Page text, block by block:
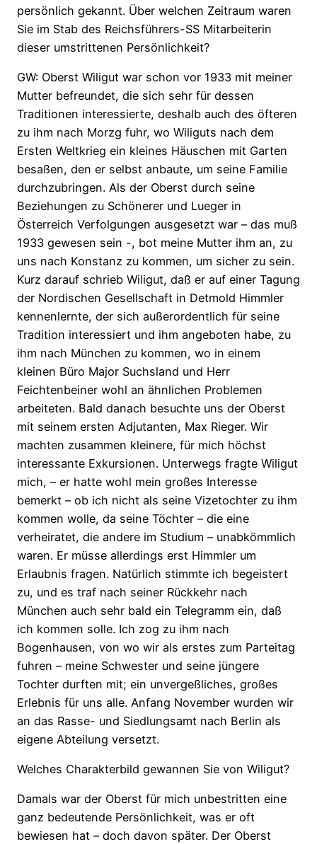
persönlich gekannt. Über welchen Zeitraum waren
Sie im Stab des Reichsführers-SS Mitarbeiterin
dieser umstrittenen Persönlichkeit?
GW: Oberst Wiligut war schon vor 1933 mit meiner
Mutter befreundet, die sich sehr für dessen
Traditionen interessierte, deshalb auch des öfteren
zu ihm nach Morzg fuhr, wo Wiliguts nach dem
Ersten Weltkrieg ein kleines Häuschen mit Garten
besaßen, den er selbst anbaute, um seine Familie
durchzubringen. Als der Oberst durch seine
Beziehungen zu Schönerer und Lueger in
Österreich Verfolgungen ausgesetzt war – das muß
1933 gewesen sein -, bot meine Mutter ihm an, zu
uns nach Konstanz zu kommen, um sicher zu sein.
Kurz darauf schrieb Wiligut, daß er auf einer Tagung
der Nordischen Gesellschaft in Detmold Himmler
kennenlernte, der sich außerordentlich für seine
Tradition interessiert und ihm angeboten habe, zu
ihm nach München zu kommen, wo in einem
kleinen Büro Major Suchsland und Herr
Feichtenbeiner wohl an ähnlichen Problemen
arbeiteten. Bald danach besuchte uns der Oberst
mit seinem ersten Adjutanten, Max Rieger. Wir
machten zusammen kleinere, für mich höchst
interessante Exkursionen. Unterwegs fragte Wiligut
mich, – er hatte wohl mein großes Interesse
bemerkt – ob ich nicht als seine Vizetochter zu ihm
kommen wolle, da seine Töchter – die eine
verheiratet, die andere im Studium – unabkömmlich
waren. Er müsse allerdings erst Himmler um
Erlaubnis fragen. Natürlich stimmte ich begeistert
zu, und es traf nach seiner Rückkehr nach
München auch sehr bald ein Telegramm ein, daß
ich kommen solle. Ich zog zu ihm nach
Bogenhausen, von wo wir als erstes zum Parteitag
fuhren – meine Schwester und seine jüngere
Tochter durften mit; ein unvergeßliches, großes
Erlebnis für uns alle. Anfang November wurden wir
an das Rasse- und Siedlungsamt nach Berlin als
eigene Abteilung versetzt.
Welches Charakterbild gewannen Sie von Wiligut?
Damals war der Oberst für mich unbestritten eine
ganz bedeutende Persönlichkeit, was er oft
bewiesen hat – doch davon später. Der Oberst